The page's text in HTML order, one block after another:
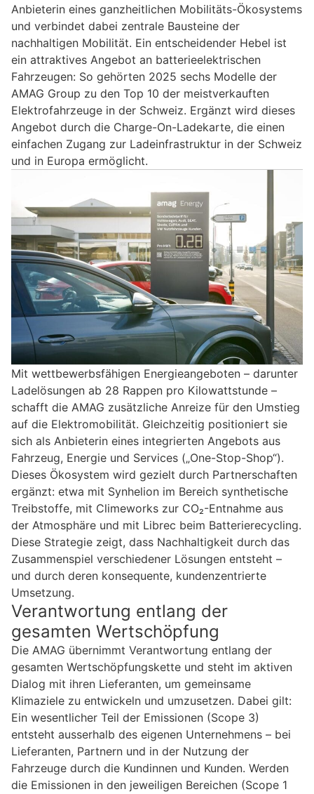
Anbieterin eines ganzheitlichen Mobilitäts-Ökosystems
und verbindet dabei zentrale Bausteine der
nachhaltigen Mobilität. Ein entscheidender Hebel ist
ein attraktives Angebot an batterieelektrischen
Fahrzeugen: So gehörten 2025 sechs Modelle der
AMAG Group zu den Top 10 der meistverkauften
Elektrofahrzeuge in der Schweiz. Ergänzt wird dieses
Angebot durch die Charge-On-Ladekarte, die einen
einfachen Zugang zur Ladeinfrastruktur in der Schweiz
und in Europa ermöglicht.
Mit wettbewerbsfähigen Energieangeboten – darunter
Ladelösungen ab 28 Rappen pro Kilowattstunde –
schafft die AMAG zusätzliche Anreize für den Umstieg
auf die Elektromobilität. Gleichzeitig positioniert sie
sich als Anbieterin eines integrierten Angebots aus
Fahrzeug, Energie und Services („One-Stop-Shop“).
Dieses Ökosystem wird gezielt durch Partnerschaften
ergänzt: etwa mit Synhelion im Bereich synthetische
Treibstoffe, mit Climeworks zur CO₂-Entnahme aus
der Atmosphäre und mit Librec beim Batterierecycling.
Diese Strategie zeigt, dass Nachhaltigkeit durch das
Zusammenspiel verschiedener Lösungen entsteht –
und durch deren konsequente, kundenzentrierte
Umsetzung.
Verantwortung entlang der
gesamten Wertschöpfung
Die AMAG übernimmt Verantwortung entlang der
gesamten Wertschöpfungskette und steht im aktiven
Dialog mit ihren Lieferanten, um gemeinsame
Klimaziele zu entwickeln und umzusetzen. Dabei gilt:
Ein wesentlicher Teil der Emissionen (Scope 3)
entsteht ausserhalb des eigenen Unternehmens – bei
Lieferanten, Partnern und in der Nutzung der
Fahrzeuge durch die Kundinnen und Kunden. Werden
die Emissionen in den jeweiligen Bereichen (Scope 1